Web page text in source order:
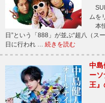
ムを
本
日”という「888」が並ぶ“超八（ス
日に行われ … 続きを読む
中島
ー
王